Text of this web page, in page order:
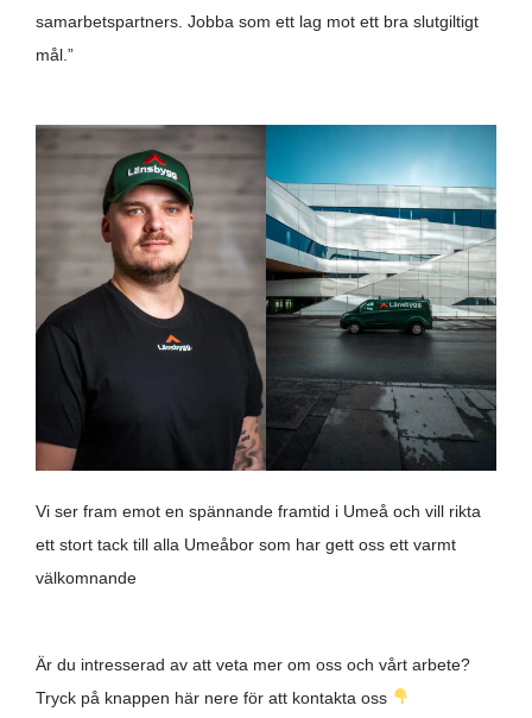
samarbetspartners. Jobba som ett lag mot ett bra slutgiltigt
mål.”
Vi ser fram emot en spännande framtid i Umeå och vill rikta
ett stort tack till alla Umeåbor som har gett oss ett varmt
välkomnande
Är du intresserad av att veta mer om oss och vårt arbete?
Tryck på knappen här nere för att kontakta oss